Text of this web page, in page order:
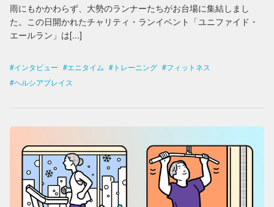
雨にもかかわらず、大勢のランナーたちがお台場に集結しまし
た。この日開かれたチャリティ・ランイベント「ユニファイド・
エールラン」は[...]
インタビュー エニタイム トレーニング
フィットネス
ヘルシアプレイス